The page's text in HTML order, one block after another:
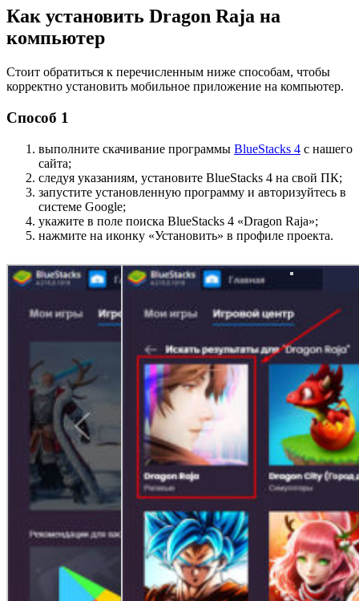
Как установить Dragon Raja на
компьютер
Стоит обратиться к перечисленным ниже способам, чтобы
корректно установить мобильное приложение на компьютер.
Способ 1
выполните скачивание программы BlueStacks 4 с нашего
сайта;
следуя указаниям, установите BlueStacks 4 на свой ПК;
запустите установленную программу и авторизуйтесь в
системе Google;
укажите в поле поиска BlueStacks 4 «Dragon Raja»;
нажмите на иконку «Установить» в профиле проекта.